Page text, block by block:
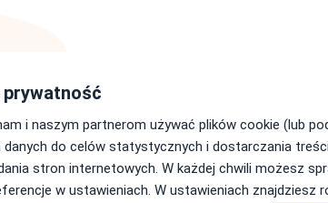
prywatność
i naszym partnerom używać plików cookie (lub
danych do celów statystycznych i dostarczania
stron internetowych. W każdej chwili możesz
w ustawieniach. W ustawieniach znajdziesz